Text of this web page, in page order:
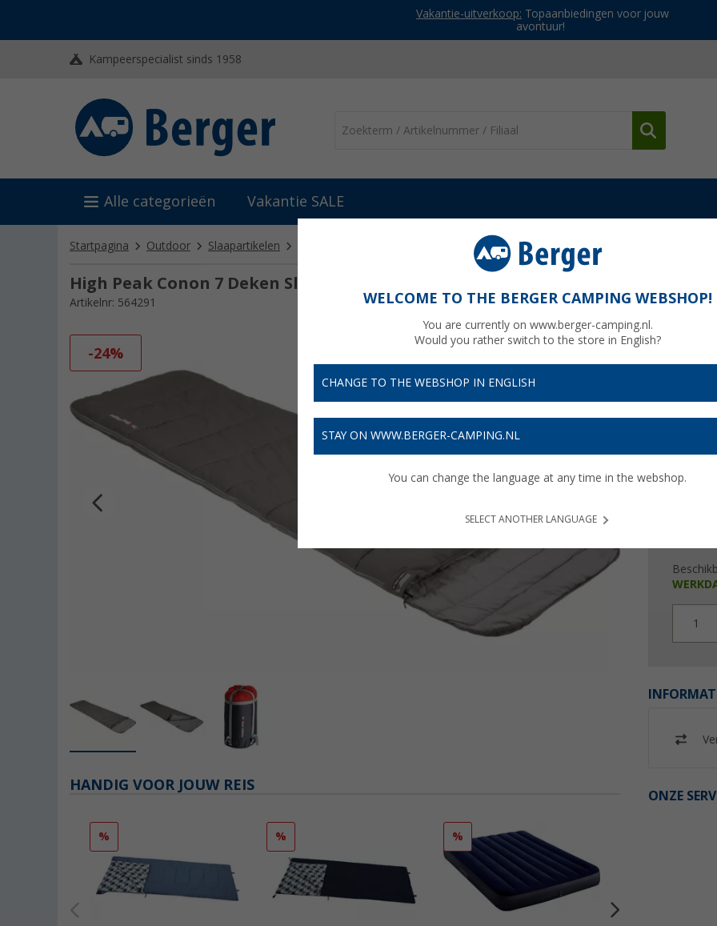
Vakantie-uitverkoop: Topaanbiedingen voor jouw
avontuur!
Kampeerspecialist sinds 1958
Alle categorieën Vakantie SALE
Startpagina Outdoor Slaapartikelen High Peak Conon 7 Deken Slaapzak 220 x 80 cm Grijs/Lichtgrijs
High Peak Conon 7 Deken Slaapzak 220 x 80 cm Grijs/Lichtgrijs
Artikelnr: 564291
-24%
€
1
ONZE
HANDIG VOOR JOUW REIS
% % %
WELCOME TO THE BERGER CAMPING WEBSHOP!
You are currently on www.berger-camping.nl.
Would you rather switch to the store in English?
CHANGE TO THE WEBSHOP IN ENGLISH
STAY ON WWW.BERGER-CAMPING.NL
You can change the language at any time in the webshop.
SELECT ANOTHER LANGUAGE